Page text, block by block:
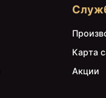
Карта
Акции